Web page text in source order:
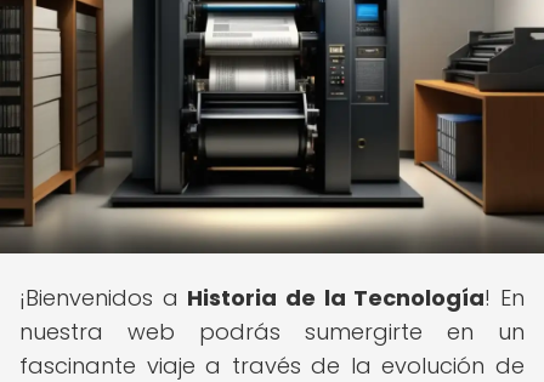
¡Bienvenidos a Historia de la Tecnología! En
nuestra web podrás sumergirte en un
fascinante viaje a través de la evolución de